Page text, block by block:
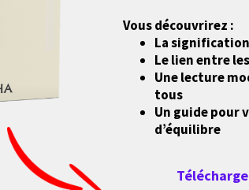
Vous découvrirez :
La
Le lien entre
Une lecture
tous
Un guide pour
d’équilibre